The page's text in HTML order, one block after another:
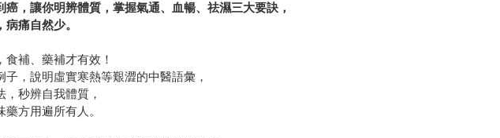
，讓你明辨體質，掌握氣通、血暢、祛濕三大要訣，
痛自然少。
補、藥補才有效！
，說明虛實寒熱等艱澀的中醫語彙，
秒辨自我體質，
方用遍所有人。